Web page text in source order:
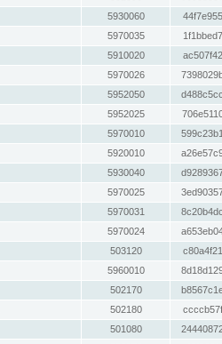
5930060
5970035
5910020
5970026
5952050
5952025
5970010
5920010
5930040
5970025
5970031
5970024
503120
5960010
502170
502180
501080